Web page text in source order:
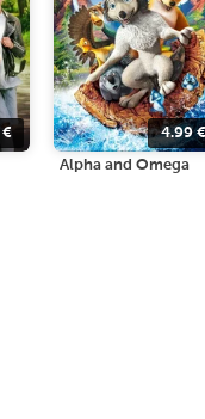
€ 4.99€
Alpha and Omega